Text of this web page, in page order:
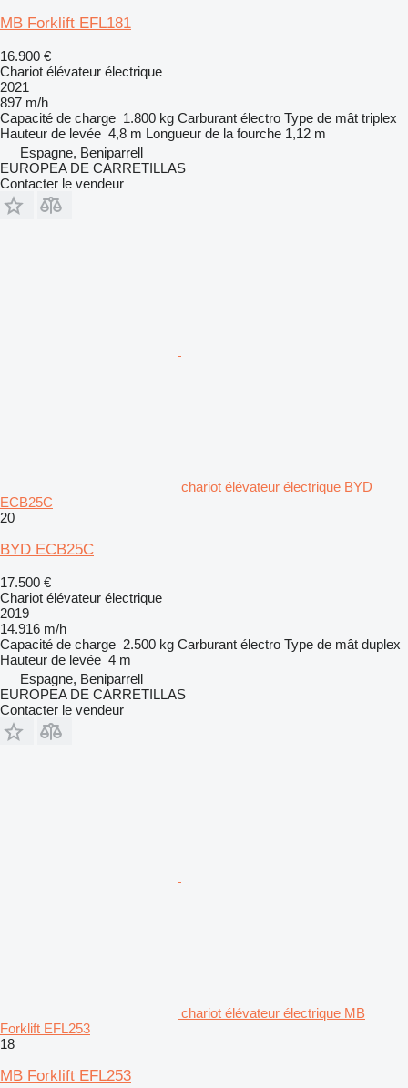
MB Forklift EFL181
16.900 €
Chariot élévateur électrique
2021
897 m/h
Capacité de charge 1.800 kg Carburant électro Type de mât triplex
Hauteur de levée 4,8 m Longueur de la fourche 1,12 m
Espagne, Beniparrell
EUROPEA DE CARRETILLAS
Contacter le vendeur
chariot élévateur électrique BYD
ECB25C
20
BYD ECB25C
17.500 €
Chariot élévateur électrique
2019
14.916 m/h
Capacité de charge 2.500 kg Carburant électro Type de mât duplex
Hauteur de levée 4 m
Espagne, Beniparrell
EUROPEA DE CARRETILLAS
Contacter le vendeur
chariot élévateur électrique MB
Forklift EFL253
18
MB Forklift EFL253